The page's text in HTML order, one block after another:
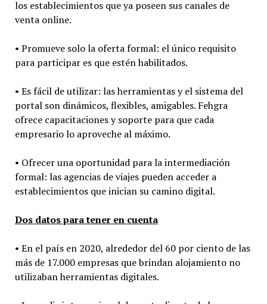
los establecimientos que ya poseen sus canales de
venta online.
• Promueve solo la oferta formal: el único requisito
para participar es que estén habilitados.
• Es fácil de utilizar: las herramientas y el sistema del
portal son dinámicos, flexibles, amigables. Fehgra
ofrece capacitaciones y soporte para que cada
empresario lo aproveche al máximo.
• Ofrecer una oportunidad para la intermediación
formal: las agencias de viajes pueden acceder a
establecimientos que inician su camino digital.
Dos datos para tener en cuenta
• En el país en 2020, alrededor del 60 por ciento de las
más de 17.000 empresas que brindan alojamiento no
utilizaban herramientas digitales.